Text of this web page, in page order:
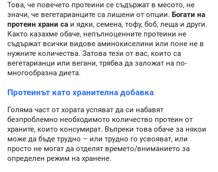
Това, че повечето протеини се съдържат в месото, не
значи, че вегетарианците са лишени от опции. Богати на
протеин храни са и ядки, семена, тофу, боб, леща и други.
Както казахме обаче, непълноценните протеини не
съдържат всички видове аминокиселини или поне не в
нужните количества. Затова тези от вас, които са
вегетарианци или вегани, трябва да заложат на по-
многообразна диета.
Протеинът като хранителна добавка
Голяма част от хората успяват да си набавят
безпроблемно необходимото количество протеин от
храните, които консумират. Въпреки това обаче за някои
може да бъде трудно – или трудно го усвояват, или
просто не могат да отделят времето/вниманието за
определен режим на хранене.